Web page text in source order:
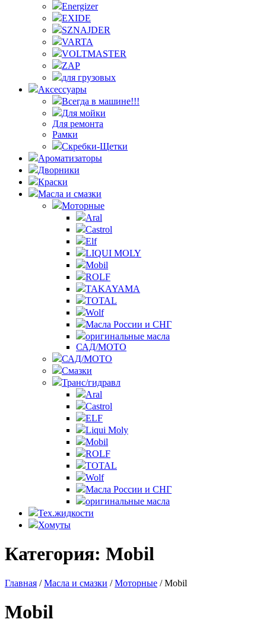
Energizer
EXIDE
SZNAJDER
VARTA
VOLTMASTER
ZAP
для грузовых
Аксессуары
Всегда в машине!!!
Для мойки
Для ремонта
Рамки
Скребки-Щетки
Ароматизаторы
Дворники
Краски
Масла и смазки
Моторные
Aral
Castrol
Elf
LIQUI MOLY
Mobil
ROLF
TAKAYAMA
TOTAL
Wolf
Масла России и СНГ
оригинальные масла
САД/МОТО
САД/МОТО
Смазки
Транс/гидравл
Aral
Castrol
ELF
Liqui Moly
Mobil
ROLF
TOTAL
Wolf
Масла России и СНГ
оригинальные масла
Тех.жидкости
Хомуты
Категория: Mobil
Главная /Масла и смазки /Моторные / Mobil
Mobil